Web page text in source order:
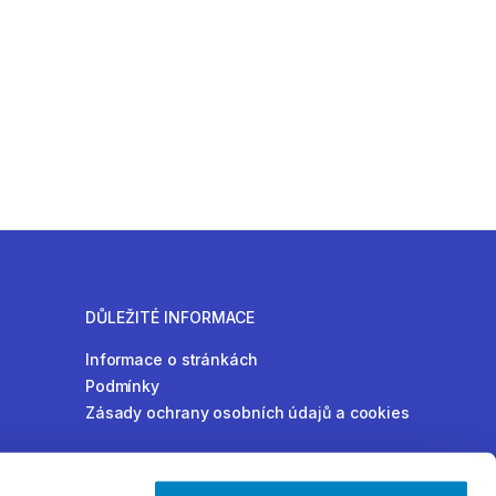
DŮLEŽITÉ INFORMACE
Informace o stránkách
Podmínky
Zásady ochrany osobních údajů a cookies